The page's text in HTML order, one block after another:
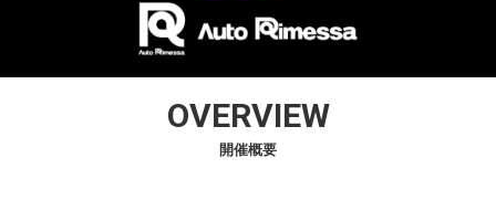
OVERVIEW
開催概要